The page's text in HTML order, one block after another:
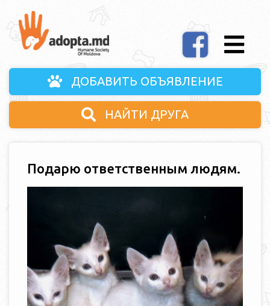
ДОБАВИТЬ ОБЪЯВЛЕНИЕ
НАЙТИ ДРУГА
Подарю ответственным людям.